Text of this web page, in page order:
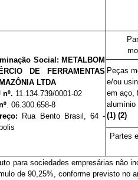
Social: METALBOM
DE FERRAMENTAS
LTDA
nº. 11.134.739/0001-02
. 06.300.658-8
Rua Bento Brasil, 64 -
Peças
e/ou
em aço,
alumínio
(1) (2)
Partes
para sociedades empresárias não
de 90,25%, conforme previsto no